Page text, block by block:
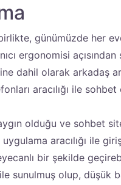
günümüzde her
ergonomisi açısından
dahil olarak arkadaş
aracılığı ile sohbet
olduğu ve sohbet
aracılığı ile
bir şekilde
sunulmuş olup, düşük